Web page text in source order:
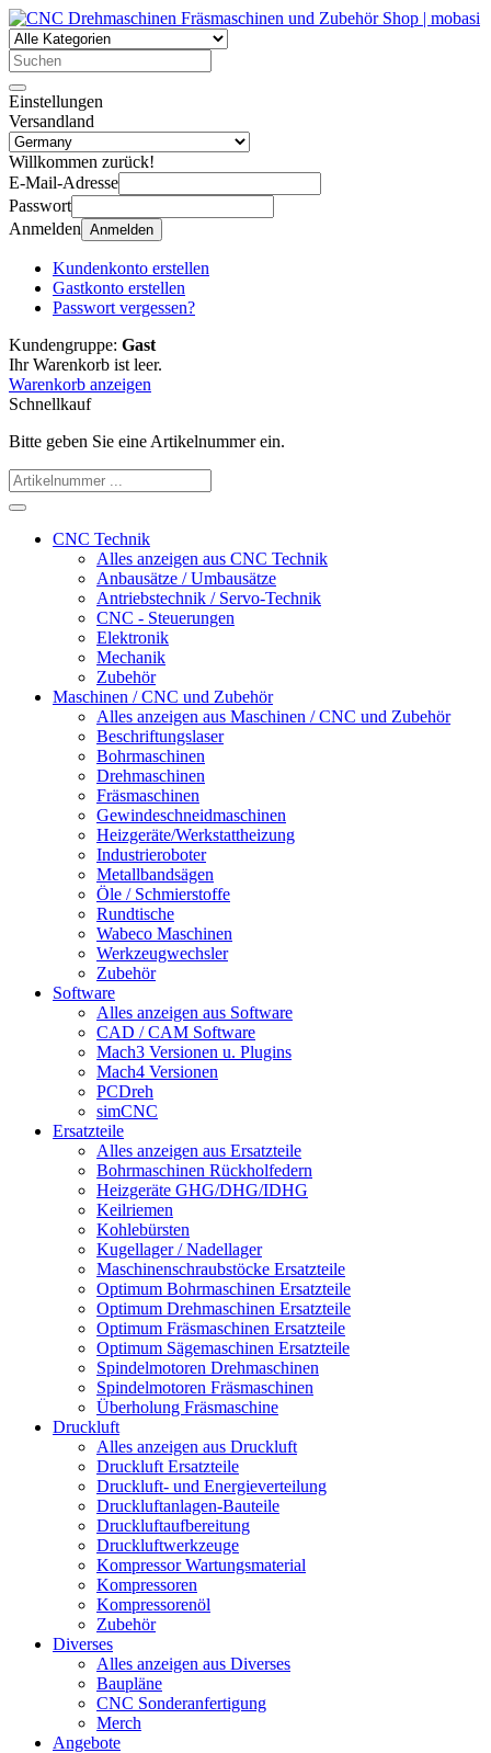
Einstellungen
Versandland
Willkommen zurück!
E-Mail-Adresse
Passwort
Anmelden Anmelden
Kundenkonto erstellen
Gastkonto erstellen
Passwort vergessen?
Kundengruppe: Gast
Ihr Warenkorb ist leer.
Warenkorb anzeigen
Schnellkauf
Bitte geben Sie eine Artikelnummer ein.
CNC Technik
Alles anzeigen aus CNC Technik
Anbausätze / Umbausätze
Antriebstechnik / Servo-Technik
CNC - Steuerungen
Elektronik
Mechanik
Zubehör
Maschinen / CNC und Zubehör
Alles anzeigen aus Maschinen / CNC und Zubehör
Beschriftungslaser
Bohrmaschinen
Drehmaschinen
Fräsmaschinen
Gewindeschneidmaschinen
Heizgeräte/Werkstattheizung
Industrieroboter
Metallbandsägen
Öle / Schmierstoffe
Rundtische
Wabeco Maschinen
Werkzeugwechsler
Zubehör
Software
Alles anzeigen aus Software
CAD / CAM Software
Mach3 Versionen u. Plugins
Mach4 Versionen
PCDreh
simCNC
Ersatzteile
Alles anzeigen aus Ersatzteile
Bohrmaschinen Rückholfedern
Heizgeräte GHG/DHG/IDHG
Keilriemen
Kohlebürsten
Kugellager / Nadellager
Maschinenschraubstöcke Ersatzteile
Optimum Bohrmaschinen Ersatzteile
Optimum Drehmaschinen Ersatzteile
Optimum Fräsmaschinen Ersatzteile
Optimum Sägemaschinen Ersatzteile
Spindelmotoren Drehmaschinen
Spindelmotoren Fräsmaschinen
Überholung Fräsmaschine
Druckluft
Alles anzeigen aus Druckluft
Druckluft Ersatzteile
Druckluft- und Energieverteilung
Druckluftanlagen-Bauteile
Druckluftaufbereitung
Druckluftwerkzeuge
Kompressor Wartungsmaterial
Kompressoren
Kompressorenöl
Zubehör
Diverses
Alles anzeigen aus Diverses
Baupläne
CNC Sonderanfertigung
Merch
Angebote